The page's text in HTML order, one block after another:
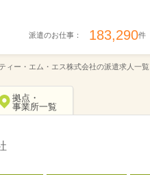
派遣のお仕事： 183,290件
ィー・エム・エス株式会社の派遣求人一覧
拠点・
事業所一覧